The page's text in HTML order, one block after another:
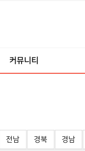
커뮤니티
전남 경북 경남